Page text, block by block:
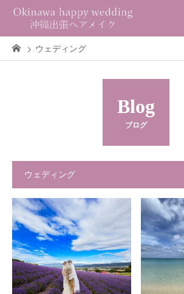
ウェディング
Blog
ブログ
ウェディング